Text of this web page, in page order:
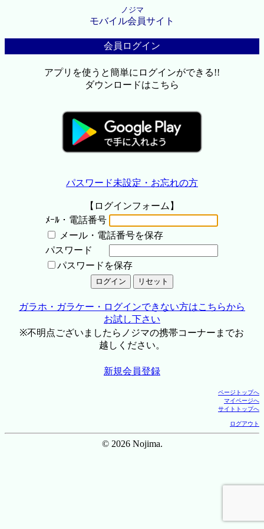
ノジマ
モバイル会員サイト
会員ログイン
アプリを使うと簡単にログインができる!!
ダウンロードはこちら
パスワード未設定・お忘れの方
【ログインフォーム】
ﾒｰﾙ・電話番号
メール・電話番号を保存
パスワード
パスワードを保存
ガラホ・ガラケー・ログインできない方はこちらから
お試し下さい
※不明点ございましたらノジマの携帯コーナーまでお
越しください。
新規会員登録
ページトップへ
マイページへ
サイトトップへ
ログアウト
© 2026 Nojima.